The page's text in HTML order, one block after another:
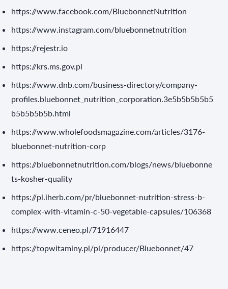
https://www.facebook.com/BluebonnetNutrition
https://www.instagram.com/bluebonnetnutrition
https://rejestr.io
https://krs.ms.gov.pl
https://www.dnb.com/business-directory/company-
profiles.bluebonnet_nutrition_corporation.3e5b5b5b5b5
b5b5b5b5b.html
https://www.wholefoodsmagazine.com/articles/3176-
bluebonnet-nutrition-corp
https://bluebonnetnutrition.com/blogs/news/bluebonne
ts-kosher-quality
https://pl.iherb.com/pr/bluebonnet-nutrition-stress-b-
complex-with-vitamin-c-50-vegetable-capsules/106368
https://www.ceneo.pl/71916447
https://topwitaminy.pl/pl/producer/Bluebonnet/47